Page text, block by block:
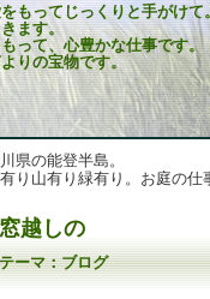
もってじっくりと手がけて
ます。
って、心豊かな仕事です。
りの宝物です。
県の能登半島。
り山有り緑有り。お庭の仕
窓越しの
テーマ：ブログ